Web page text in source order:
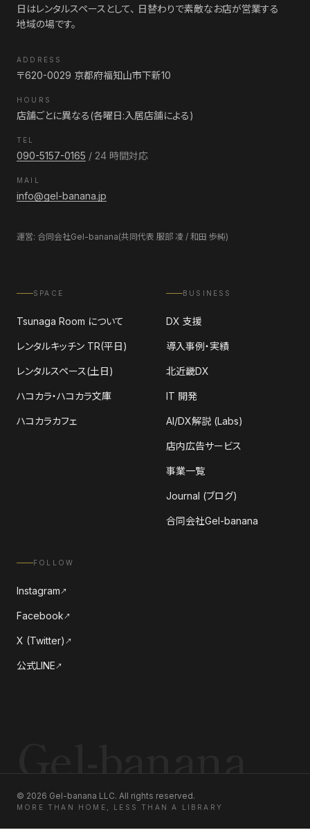
日はレンタルスペースとして、 日替わりで素敵なお店が営業する
地域の場です。
ADDRESS
〒620-0029 京都府福知山市下新10
HOURS
店舗ごとに異なる(各曜日:入居店舗による)
TEL
090-5157-0165 / 24 時間対応
MAIL
info@gel-banana.jp
運営: 合同会社Gel-banana(共同代表 服部 凌 / 和田 歩純)
SPACE
Tsunaga Room について
レンタルキッチン TR(平日)
レンタルスペース(土日)
ハコカラ・ハコカラ文庫
ハコカラカフェ
BUSINESS
DX 支援
導入事例・実績
北近畿DX
IT 開発
AI/DX解説 (Labs)
店内広告サービス
事業一覧
Journal (ブログ)
合同会社Gel-banana
FOLLOW
Instagram ↗
Facebook ↗
X (Twitter) ↗
公式LINE ↗
© 2026 Gel-banana LLC. All rights reserved.
MORE THAN HOME, LESS THAN A LIBRARY